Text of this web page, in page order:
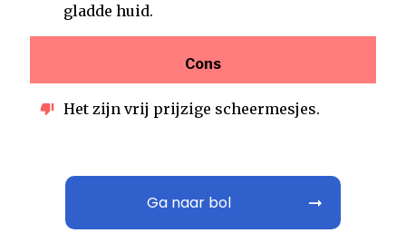
gladde huid.
Cons
Het zijn vrij prijzige scheermesjes.
Ga naar bol